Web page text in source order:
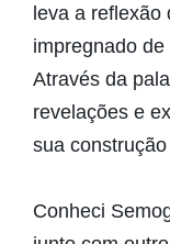
leva a reflexão
impregnado
Através da
revelações e
sua
Conheci